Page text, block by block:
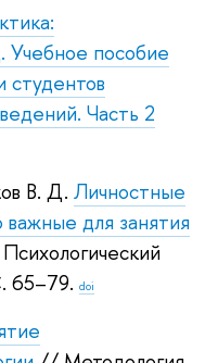
Учебное пособие
студентов
Часть 2
В. Д. Личностные
важные для занятия
65–79. doi